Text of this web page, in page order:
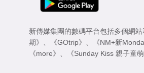
新傳媒集團的數碼平台包括多個網
期》 、 《GOtrip》 、 《NM+新
《more》 、 《Sunday Kiss 親子童萌